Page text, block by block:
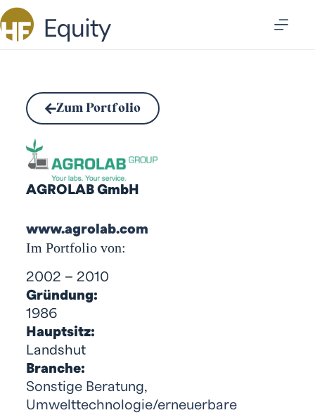
Zum Portfolio
AGROLAB GmbH
www.agrolab.com
Im Portfolio von:
2002 – 2010
Gründung:
1986
Hauptsitz:
Landshut
Branche:
Sonstige Beratung,
Umwelttechnologie/erneuerbare